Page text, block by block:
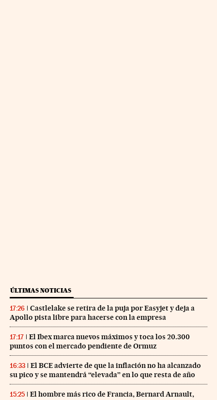
ÚLTIMAS NOTICIAS
17:26
Castlelake se retira de la puja por Easyjet y deja a
Apollo pista libre para hacerse con la empresa
17:17
El Ibex marca nuevos máximos y toca los 20.300
puntos con el mercado pendiente de Ormuz
16:33
El BCE advierte de que la inflación no ha alcanzado
su pico y se mantendrá “elevada” en lo que resta de año
15:25
El hombre más rico de Francia, Bernard Arnault,